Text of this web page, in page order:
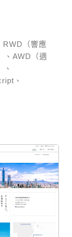
RWD（響應
、AWD（適
、